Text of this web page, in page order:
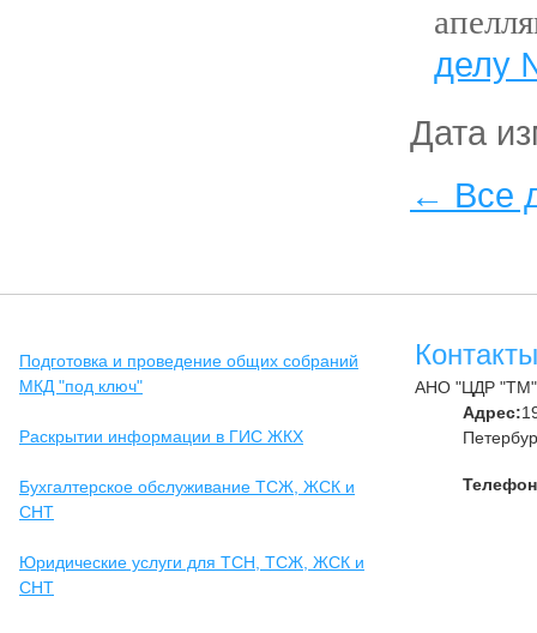
делу
Дата
← Все
Подготовка и проведение общих собраний
МКД "под ключ"
Раскрытии информации в ГИС ЖКХ
Бухгалтерское обслуживание ТСЖ, ЖСК и
СНТ
Юридические услуги для ТСН, ТСЖ, ЖСК и
СНТ
Контакты
АНО "ЦДР "ТМ"
Адрес: